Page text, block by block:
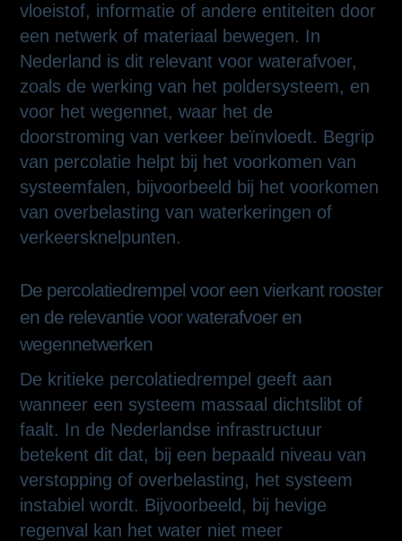
vloeistof, informatie of andere entiteiten door
een netwerk of materiaal bewegen. In
Nederland is dit relevant voor waterafvoer,
zoals de werking van het poldersysteem, en
voor het wegennet, waar het de
doorstroming van verkeer beïnvloedt. Begrip
van percolatie helpt bij het voorkomen van
systeemfalen, bijvoorbeeld bij het voorkomen
van overbelasting van waterkeringen of
verkeersknelpunten.
De percolatiedrempel voor een vierkant rooster
en de relevantie voor waterafvoer en
wegennetwerken
De kritieke percolatiedrempel geeft aan
wanneer een systeem massaal dichtslibt of
faalt. In de Nederlandse infrastructuur
betekent dit dat, bij een bepaald niveau van
verstopping of overbelasting, het systeem
instabiel wordt. Bijvoorbeeld, bij hevige
regenval kan het water niet meer